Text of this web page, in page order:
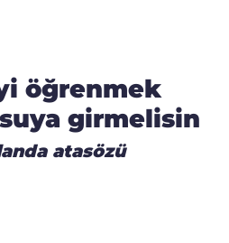
öğrenmek
girmelisin
atasözü